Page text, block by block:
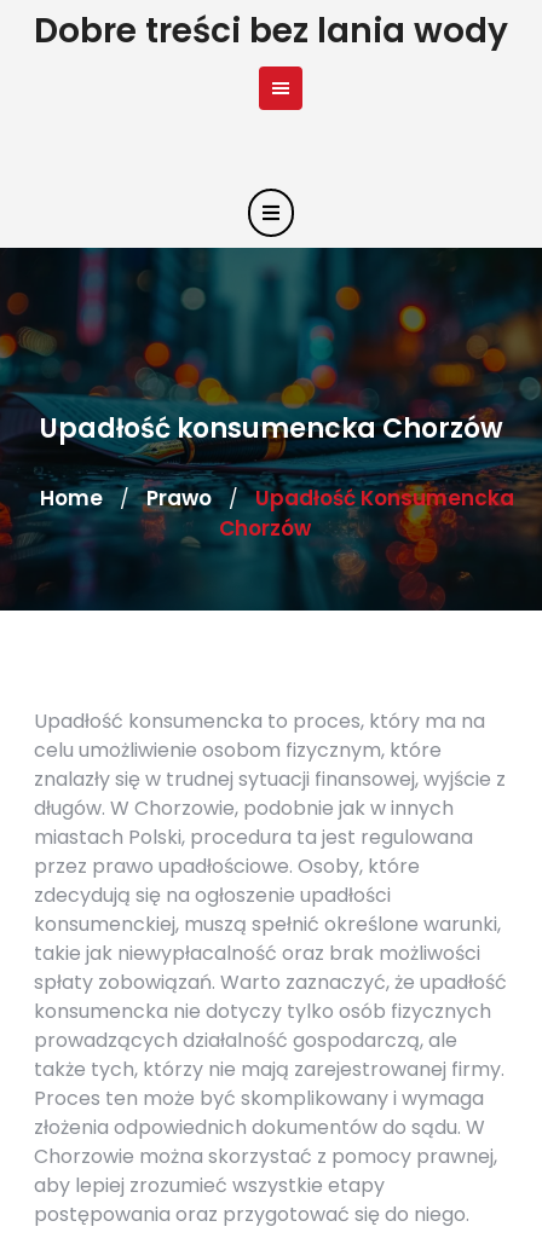
SkipDobre treści bez lania wody
Upadłość konsumencka Chorzów
Home / Prawo / Upadłość Konsumencka
Chorzów
Upadłość konsumencka to proces, który ma na
celu umożliwienie osobom fizycznym, które
znalazły się w trudnej sytuacji finansowej, wyjście z
długów. W Chorzowie, podobnie jak w innych
miastach Polski, procedura ta jest regulowana
przez prawo upadłościowe. Osoby, które
zdecydują się na ogłoszenie upadłości
konsumenckiej, muszą spełnić określone warunki,
takie jak niewypłacalność oraz brak możliwości
spłaty zobowiązań. Warto zaznaczyć, że upadłość
konsumencka nie dotyczy tylko osób fizycznych
prowadzących działalność gospodarczą, ale
także tych, którzy nie mają zarejestrowanej firmy.
Proces ten może być skomplikowany i wymaga
złożenia odpowiednich dokumentów do sądu. W
Chorzowie można skorzystać z pomocy prawnej,
aby lepiej zrozumieć wszystkie etapy
postępowania oraz przygotować się do niego.